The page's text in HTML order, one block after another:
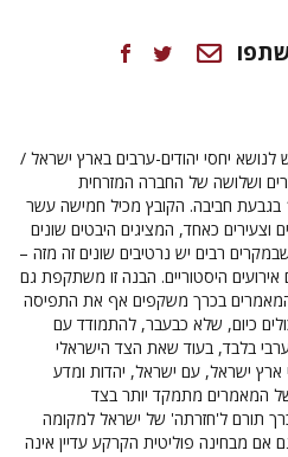
יחסי יהודים-ערבים בארץ ישראל /
ושלושה של החברה המזרחית
הישראלית, אשר נערך בשנת 1999 בגבעת חביבה. הקובץ מכיל חמישה עשר
כאחד, המציגים היבטים שונים
רבים יש נרטיבים שונים זה מזה –
היסטוריים. הבנה זו משתקפת גם
בכרך משקפים אף את התפיסה
כיום, שלא כבעבר, להתמודד עם
בלבד, בעוד שאת הצד הישראלי
ארץ ישראל, עם ישראל, יהדות ומדע
המאמרים מתמקד יותר בצד
תורם ל'חזרתה' של ישראל למקומה
אם מבחינה פוליטית הקרקע עדיין אינה